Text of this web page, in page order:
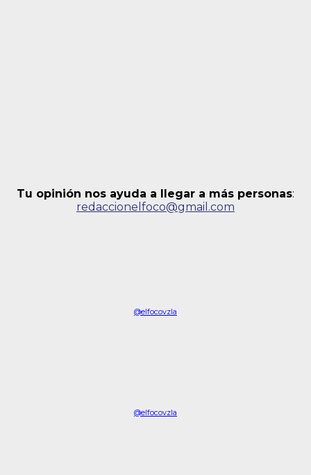
Tu opinión nos ayuda a llegar a más personas:
redaccionelfoco@gmail.com
@elfocovzla
@elfocovzla